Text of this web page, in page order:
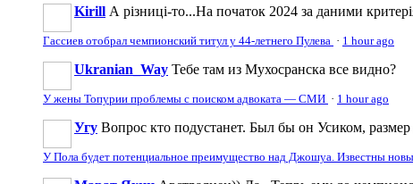
Kirill А різниці-то...На початок 2024 за даними
Гассиев отобрал чемпионский титул у 44-летнего Пулева · 1 hour ago
Ukranian_Way Тебе там из Мухосранска все видно?
У жены Топурии проблемы с поиском адвоката — СМИ · 1 hour ago
Угу Вопрос кто подустанет. Был бы он Усиком,
У Пола будет потенциальное преимущество над Джошуа. Известны